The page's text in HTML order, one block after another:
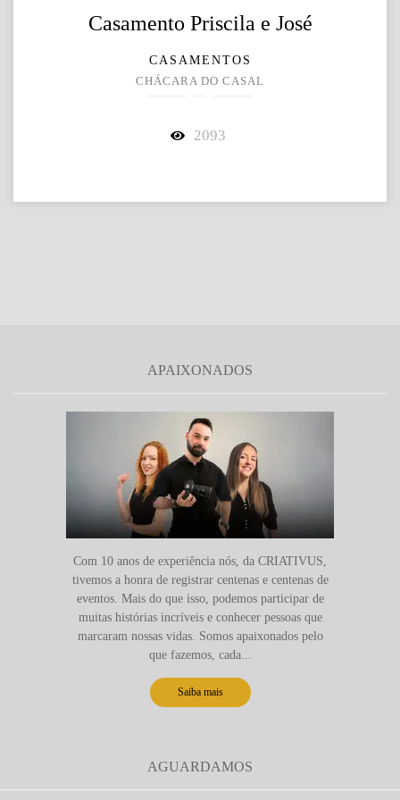
Casamento Priscila e José
CASAMENTOS
CHÁCARA DO CASAL
2093
APAIXONADOS
Com 10 anos de experiência nós, da CRIATIVUS,
tivemos a honra de registrar centenas e centenas de
eventos. Mais do que isso, podemos participar de
muitas histórias incríveis e conhecer pessoas que
marcaram nossas vidas. Somos apaixonados pelo
que fazemos, cada...
Saiba mais
AGUARDAMOS